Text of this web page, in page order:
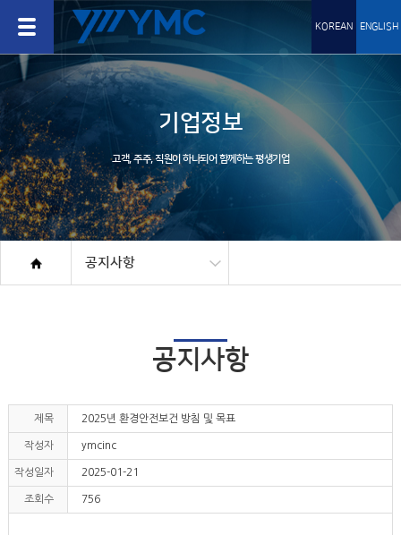
KOREAN ENGLISH
기업정보
고객, 주주, 직원이 하나되어 함께하는 평생기업
공지사항
공지사항
제목 2025년 환경안전보건 방침 및 목표
작성자 ymcinc
작성일자 2025-01-21
조회수 756